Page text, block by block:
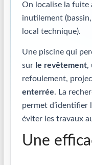
On localise la fuite
inutilement
local technique).
Une piscine qui
sur le revêtement,
refoulement,
enterrée. La
permet d’identifier
éviter les travaux
Une